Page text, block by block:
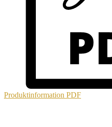
Produktinformation PDF